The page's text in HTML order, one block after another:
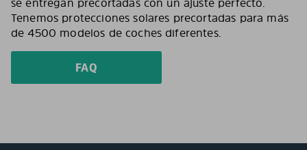
Tenemos protecciones solares precortadas para más
de 4500 modelos de coches diferentes.
FAQ